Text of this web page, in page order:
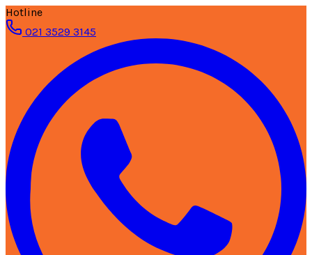
Hotline
021 3529 3145